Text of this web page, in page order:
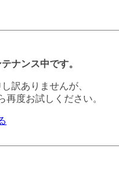
ナンス中です。
訳ありませんが、
再度お試しください。